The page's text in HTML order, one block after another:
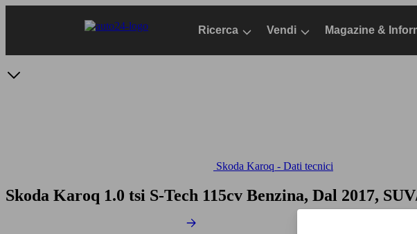
Ricerca Vendi Magazine &
Skoda Karoq - Dati tecnici
Skoda Karoq 1.0 tsi S-Tech 115cv Benzina, Dal 2017,